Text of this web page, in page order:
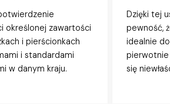
określonej zawartości
i pierścionkach
i standardami
w danym kraju.
Dzięki tej
pewność,
idealnie
pierwotnie
się